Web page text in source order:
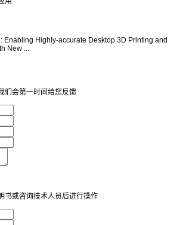
Enabling Highly-accurate Desktop 3D Printing and
New ...
们会第一时间给您反馈
书或咨询技术人员后进行操作